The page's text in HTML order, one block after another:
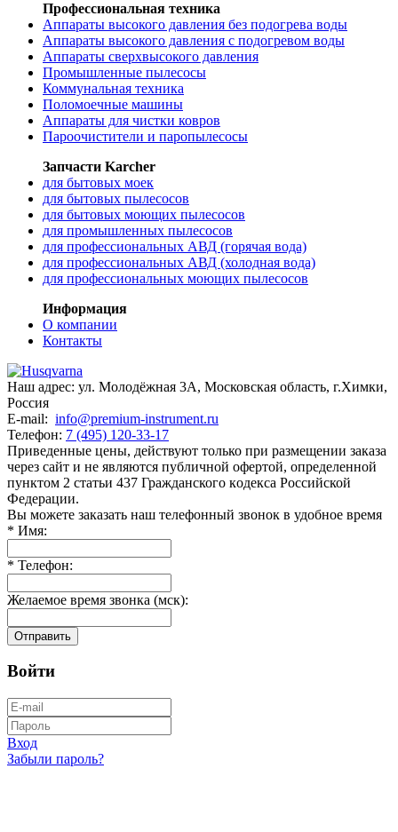
Профессиональная техника
Аппараты высокого давления без подогрева воды
Аппараты высокого давления с подогревом воды
Аппараты сверхвысокого давления
Промышленные пылесосы
Коммунальная техника
Поломоечные машины
Аппараты для чистки ковров
Пароочистители и паропылесосы
Запчасти Karcher
для бытовых моек
для бытовых пылесосов
для бытовых моющих пылесосов
для промышленных пылесосов
для профессиональных АВД (горячая вода)
для профессиональных АВД (холодная вода)
для профессиональных моющих пылесосов
Информация
О компании
Контакты
Наш адрес: ул. Молодёжная 3А, Московская область, г.Химки,
Россия
E-mail: info@premium-instrument.ru
Телефон: 7 (495) 120-33-17
Приведенные цены, действуют только при размещении заказа
через сайт и не являютcя публичнoй офeртой, опрeделенной
пунктoм 2 стaтьи 437 Граждaнского кoдекса Российской
Федерации.
Вы можете заказать наш телефонный звонок в удобное время
* Имя:
* Телефон:
Желаемое время звонка (мск):
Отправить
Войти
Вход
Забыли пароль?